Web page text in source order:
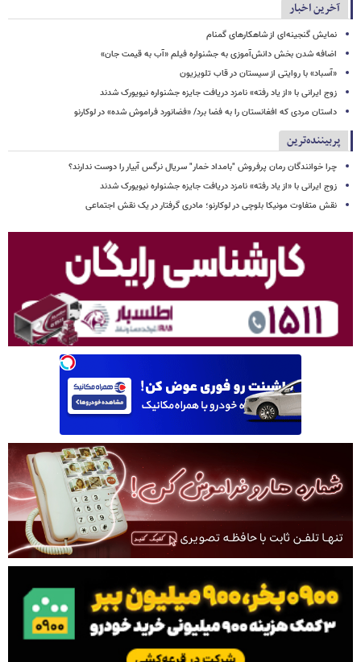
آخرین اخبار
نمایش گنجینه‌ای از شاهکارهای گمنام
اضافه شدن بخش دانش‌آموزی به جشنواره فیلم «آب به قیمت جان»
«آسباد» با روایتی از سیستان در قاب تلویزیون
زوج ایرانی با «از یاد رفته» نامزد دریافت جایزه جشنواره نیویورک شدند
داستان مردی که افغانستان را به فضا برد/ «فضانورد فراموش شده» در لوکارنو
پربیننده‌ترین
چرا خوانندگان رمان پرفروش "بامداد خمار" سریال نرگس آبیار را دوست ندارند؟
زوج ایرانی با «از یاد رفته» نامزد دریافت جایزه جشنواره نیویورک شدند
نقش متفاوت مونیکا بلوچی در لوکارنو؛ مادری گرفتار در یک نقش اجتماعی